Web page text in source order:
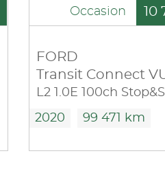
Occasion
FORD
Transit Connect
2020 99 471 km